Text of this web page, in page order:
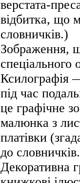
верстата-
відбитка, що
словничків.)
Зображення,
спеціального
Ксилографія
під час
це графічне
малюнка з
платівки
до
Декоративна